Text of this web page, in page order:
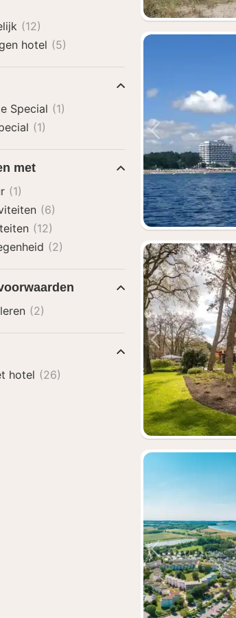
Vorige foto
Vorige foto
Vorige foto
(12)
hotel (5)
Special (1)
(1)
met
(1)
(6)
(12)
(2)
(2)
hotel (26)